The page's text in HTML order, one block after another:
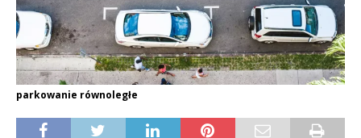
parkowanie równoległe